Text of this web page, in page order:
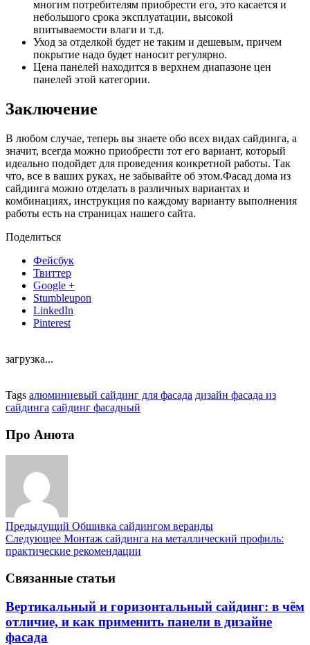
многим потребителям приобрести его, это касается и
небольшого срока эксплуатации, высокой
впитываемости влаги и т.д.
Уход за отделкой будет не таким и дешевым, причем
покрытие надо будет наносит регулярно.
Цена панелей находится в верхнем диапазоне цен
панелей этой категории.
Заключение
В любом случае, теперь вы знаете обо всех видах сайдинга, а
значит, всегда можно приобрести тот его вариант, который
идеально подойдет для проведения конкретной работы. Так
что, все в ваших руках, не забывайте об этом.Фасад дома из
сайдинга можно отделать в различных вариантах и
комбинациях, инструкция по каждому варианту выполнения
работы есть на страницах нашего сайта.
Поделиться
Фейсбук
Твиттер
Google +
Stumbleupon
LinkedIn
Pinterest
загрузка...
Tags алюминиевый сайдинг для фасада дизайн фасада из
сайдинга сайдинг фасадный
Про Анюта
Предыдущий Обшивка сайдингом веранды
Следующее Монтаж сайдинга на металлический профиль:
практические рекомендации
Связанные статьи
Вертикальный и горизонтальный сайдинг: в чём
отличие, и как применить панели в дизайне
фасада